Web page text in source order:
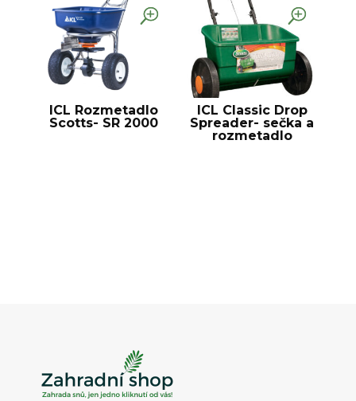
ICL Rozmetadlo
Scotts- SR 2000
ICL Classic Drop
Spreader- sečka a
rozmetadlo